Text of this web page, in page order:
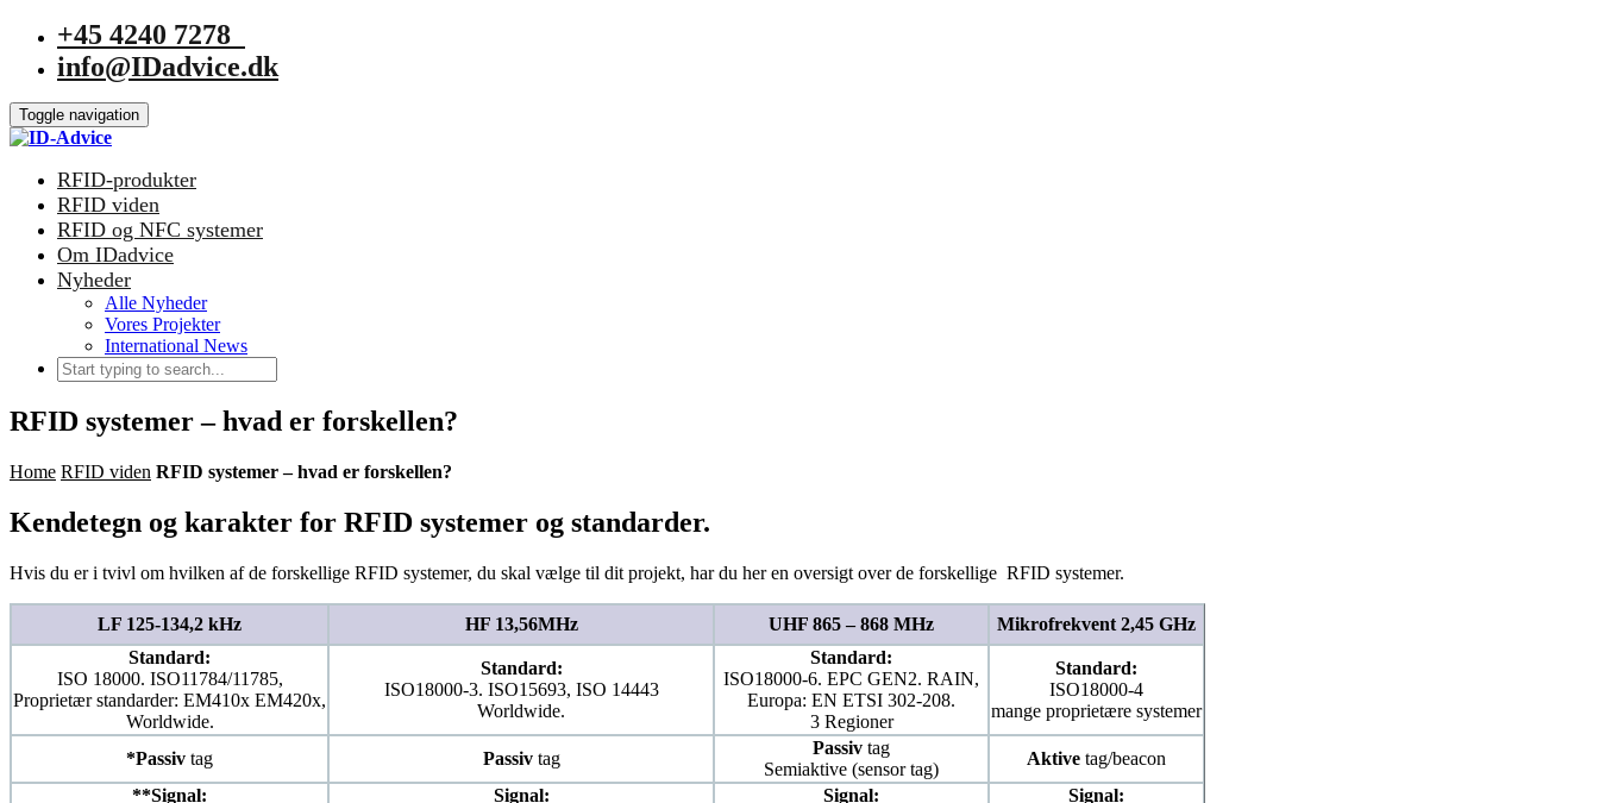
+45 4240 7278
info@IDadvice.dk
Toggle navigation
RFID-produkter
RFID viden
RFID og NFC systemer
Om IDadvice
Nyheder
Alle Nyheder
Vores Projekter
International News
RFID systemer – hvad er forskellen?
Home RFID viden RFID systemer – hvad er forskellen?
Kendetegn og karakter for RFID systemer og standarder.
Hvis du er i tvivl om hvilken af de forskellige RFID systemer, du skal vælge til dit projekt, har du her en oversigt over de forskellige RFID systemer.
LF 125-134,2 kHz HF 13,56MHz UHF 865 – 868 MHz
Mikrofrekvent 2,45 GHz
Standard:
ISO 18000. ISO11784/11785,
Proprietær standarder: EM410x EM420x,
Worldwide.
Standard:
ISO18000-3. ISO15693, ISO 14443
Worldwide.
Standard:
ISO18000-6. EPC GEN2. RAIN,
Europa: EN ETSI 302-208.
3 Regioner
Standard:
ISO18000-4
mange proprietære systemer
*Passiv tag Passivtag
Passiv tag
Semiaktive (sensor tag)
Aktive tag/beacon
**Signal:
Signal:
Signal:
Signal: